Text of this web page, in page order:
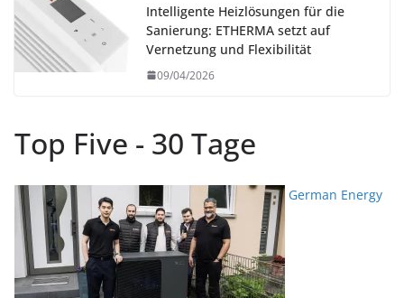
Intelligente Heizlösungen für die
Sanierung: ETHERMA setzt auf
Vernetzung und Flexibilität
09/04/2026
Top Five - 30 Tage
German Energy